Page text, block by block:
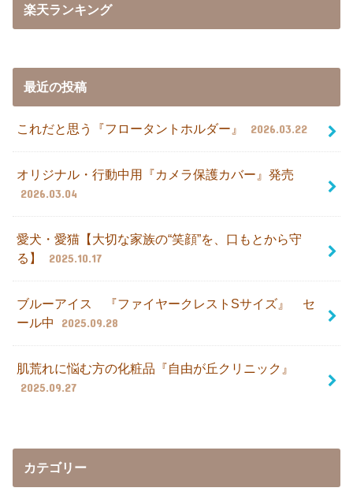
楽天ランキング
最近の投稿
これだと思う『フロータントホルダー』 2026.03.22
オリジナル・行動中用『カメラ保護カバー』発売
2026.03.04
愛犬・愛猫【大切な家族の“笑顔”を、口もとから守
る】
2025.10.17
ブルーアイス 『ファイヤークレストSサイズ』 セ
ール中
2025.09.28
肌荒れに悩む方の化粧品『自由が丘クリニック』
2025.09.27
カテゴリー